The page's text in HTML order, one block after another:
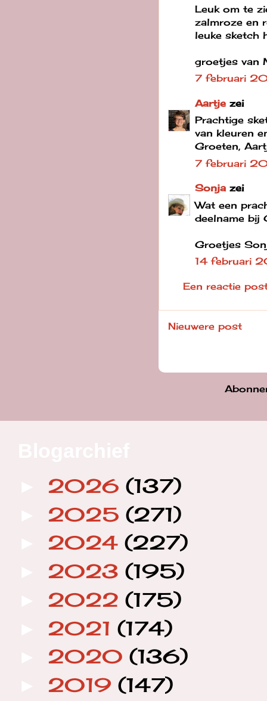
Leuk om te
zalmroze en
leuke sketch
groetjes van
7 februari
Aartje zei
Prachtige
van kleuren
Groeten,
7 februari
Sonja zei
Wat een
deelname bij
Groetjes
14 februari
Een reactie
Nieuwere post
2026 (137)
2025 (271)
2024 (227)
2023 (195)
2022 (175)
2021 (174)
2020 (136)
2019 (147)